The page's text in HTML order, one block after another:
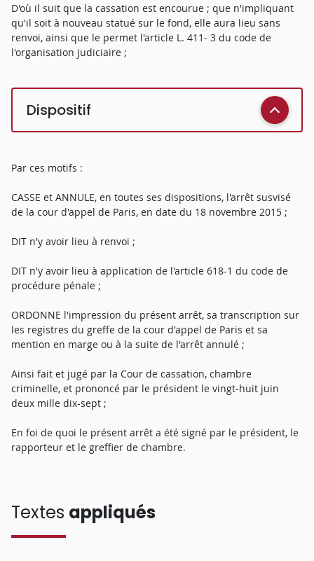
D'où il suit que la cassation est encourue ; que n'impliquant
qu'il soit à nouveau statué sur le fond, elle aura lieu sans
renvoi, ainsi que le permet l'article L. 411- 3 du code de
l'organisation judiciaire ;
Dispositif
Par ces motifs :
CASSE et ANNULE, en toutes ses dispositions, l'arrêt susvisé
de la cour d'appel de Paris, en date du 18 novembre 2015 ;
DIT n'y avoir lieu à renvoi ;
DIT n'y avoir lieu à application de l'article 618-1 du code de
procédure pénale ;
ORDONNE l'impression du présent arrêt, sa transcription sur
les registres du greffe de la cour d'appel de Paris et sa
mention en marge ou à la suite de l'arrêt annulé ;
Ainsi fait et jugé par la Cour de cassation, chambre
criminelle, et prononcé par le président le vingt-huit juin
deux mille dix-sept ;
En foi de quoi le présent arrêt a été signé par le président, le
rapporteur et le greffier de chambre.
Textes appliqués